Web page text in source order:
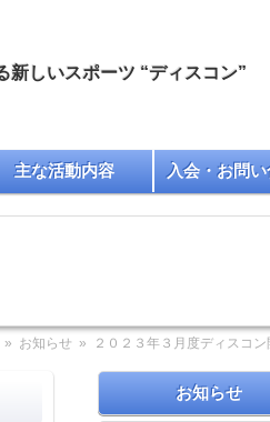
新しいスポーツ “ディスコン”
主な活動内容 入会・お問
» お知らせ » ２０２３年３月度ディスコン
お知らせ